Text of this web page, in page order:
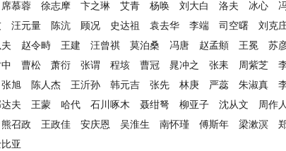
席慕蓉 徐志摩 卞之琳 艾青 杨唤 刘大白 洛夫 冰心
汪元量 陈沆 顾况 史达祖 袁去华 李端 司空曙 刘克
赵令畤 王建 汪曾祺 莫泊桑 冯唐 赵孟頫 王冕 苏
曹松 萧衍 张谓 程垓 曹冠 晁冲之 张耒 周紫芝
张旭 陈人杰 王沂孙 韩元吉 张先 林庚 严蕊 朱淑真
夫 王蒙 哈代 石川啄木 聂绀弩 柳亚子 沈从文 周作人
熊召政 王政佳 安庆恩 吴淮生 南怀瑾 傅斯年 梁漱溟
亚